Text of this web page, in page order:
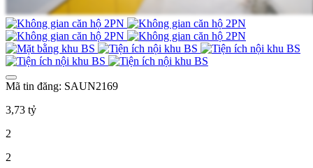
Mã tin đăng: SAUN2169
3,73 tỷ
2
2